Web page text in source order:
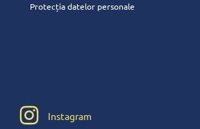
Protecția datelor personale
Instagram